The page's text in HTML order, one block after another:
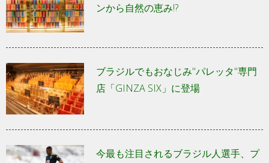
ンから自然の恵み!?
ブラジルでもおなじみ"パレッタ"専門
店「GINZA SIX」に登場
今最も注目されるブラジル人選手、プ